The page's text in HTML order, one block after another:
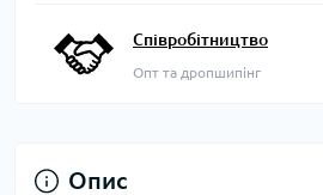
Співробітництво
Опт та дропшипінг
Опис